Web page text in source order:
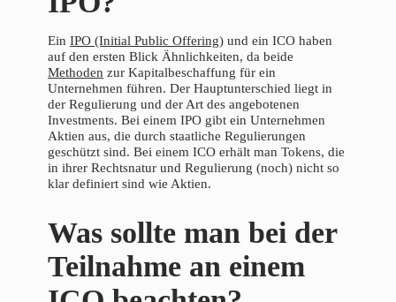
Ein IPO (Initial Public Offering) und ein ICO haben
auf den ersten Blick Ähnlichkeiten, da beide
Methoden zur Kapitalbeschaffung für ein
Unternehmen führen. Der Hauptunterschied liegt in
der Regulierung und der Art des angebotenen
Investments. Bei einem IPO gibt ein Unternehmen
Aktien aus, die durch staatliche Regulierungen
geschützt sind. Bei einem ICO erhält man Tokens, die
in ihrer Rechtsnatur und Regulierung (noch) nicht so
klar definiert sind wie Aktien.
Was sollte man bei der
Teilnahme an einem